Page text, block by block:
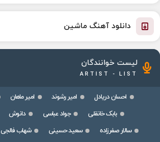
دانلود آهنگ ماشین
لیست خوانندگان
ARTIST - LIST
احسان دریادل امیر رشوند امیر ماهان
بابک خانقلی
جواد عباسی دانوش
سالار صفرزاده
سعید حسینی شهاب فالجی